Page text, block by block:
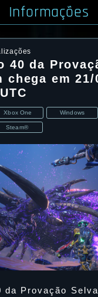
Informações
40 da
chega em 21/
Xbox One Windows
Steam®
da Provação